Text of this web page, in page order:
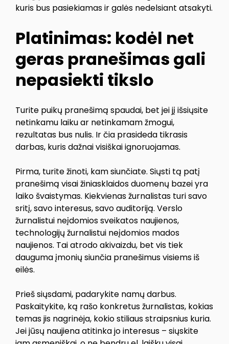
kuris bus pasiekiamas ir galės nedelsiant atsakyti.
Platinimas: kodėl net
geras pranešimas gali
nepasiekti tikslo
Turite puikų pranešimą spaudai, bet jei jį išsiųsite
netinkamu laiku ar netinkamam žmogui,
rezultatas bus nulis. Ir čia prasideda tikrasis
darbas, kuris dažnai visiškai ignoruojamas.
Pirma, turite žinoti, kam siunčiate. Siųsti tą patį
pranešimą visai žiniasklaidos duomenų bazei yra
laiko švaistymas. Kiekvienas žurnalistas turi savo
sritį, savo interesus, savo auditoriją. Verslo
žurnalistui neįdomios sveikatos naujienos,
technologijų žurnalistui neįdomios mados
naujienos. Tai atrodo akivaizdu, bet vis tiek
dauguma įmonių siunčia pranešimus visiems iš
eilės.
Prieš siųsdami, padarykite namų darbus.
Paskaitykite, ką rašo konkretus žurnalistas, kokias
temas jis nagrinėja, kokio stiliaus straipsnius kuria.
Jei jūsų naujiena atitinka jo interesus – siųskite